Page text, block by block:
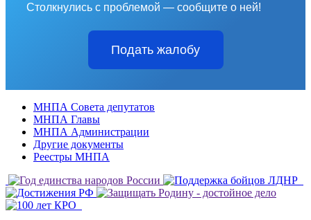
Столкнулись с проблемой — сообщите о ней!
Подать жалобу
МНПА Совета депутатов
МНПА Главы
МНПА Администрации
Другие документы
Реестры МНПА